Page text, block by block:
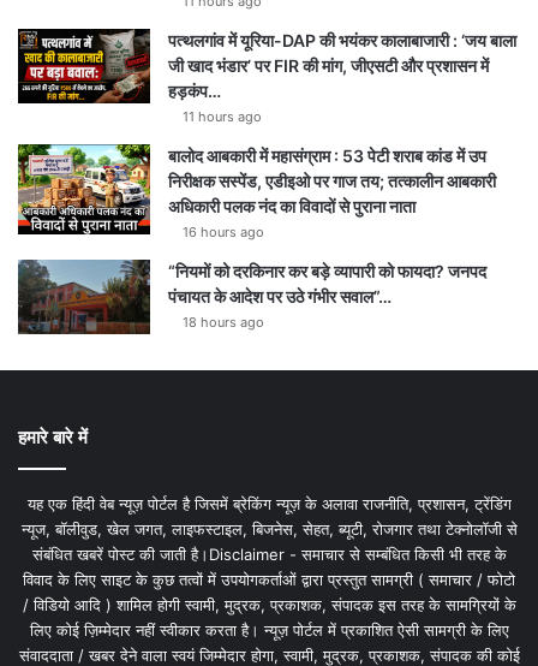
पत्थलगांव में यूरिया-DAP की भयंकर कालाबाजारी : ‘जय बाला
जी खाद भंडार’ पर FIR की मांग, जीएसटी और प्रशासन में
हड़कंप…
11 hours ago
बालोद आबकारी में महासंग्राम : 53 पेटी शराब कांड में उप
निरीक्षक सस्पेंड, एडीइओ पर गाज तय; तत्कालीन आबकारी
अधिकारी पलक नंद का विवादों से पुराना नाता
16 hours ago
“नियमों को दरकिनार कर बड़े व्यापारी को फायदा? जनपद
पंचायत के आदेश पर उठे गंभीर सवाल”…
18 hours ago
हमारे बारे में
यह एक हिंदी वेब न्यूज़ पोर्टल है जिसमें ब्रेकिंग न्यूज़ के अलावा राजनीति, प्रशासन, ट्रेंडिंग
न्यूज, बॉलीवुड, खेल जगत, लाइफस्टाइल, बिजनेस, सेहत, ब्यूटी, रोजगार तथा टेक्नोलॉजी से
संबंधित खबरें पोस्ट की जाती है।Disclaimer - समाचार से सम्बंधित किसी भी तरह के
विवाद के लिए साइट के कुछ तत्वों में उपयोगकर्ताओं द्वारा प्रस्तुत सामग्री ( समाचार / फोटो
/ विडियो आदि ) शामिल होगी स्वामी, मुद्रक, प्रकाशक, संपादक इस तरह के सामग्रियों के
लिए कोई ज़िम्मेदार नहीं स्वीकार करता है। न्यूज़ पोर्टल में प्रकाशित ऐसी सामग्री के लिए
संवाददाता / खबर देने वाला स्वयं जिम्मेदार होगा, स्वामी, मुद्रक, प्रकाशक, संपादक की कोई